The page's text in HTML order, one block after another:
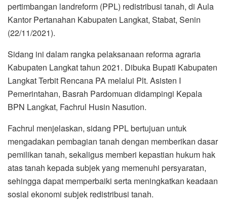
pertimbangan landreform (PPL) redistribusi tanah, di Aula
Kantor Pertanahan Kabupaten Langkat, Stabat, Senin
(22/11/2021).
Sidang ini dalam rangka pelaksanaan reforma agraria
Kabupaten Langkat tahun 2021. Dibuka Bupati Kabupaten
Langkat Terbit Rencana PA melalui Plt. Asisten I
Pemerintahan, Basrah Pardomuan didampingi Kepala
BPN Langkat, Fachrul Husin Nasution.
Fachrul menjelaskan, sidang PPL bertujuan untuk
mengadakan pembagian tanah dengan memberikan dasar
pemilikan tanah, sekaligus memberi kepastian hukum hak
atas tanah kepada subjek yang memenuhi persyaratan,
sehingga dapat memperbaiki serta meningkatkan keadaan
sosial ekonomi subjek redistribusi tanah.